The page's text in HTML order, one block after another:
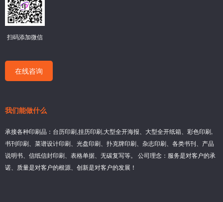
扫码添加微信
在线咨询
我们能做什么
承接各种印刷品：台历印刷,挂历印刷,大型全开海报、大型全开纸箱、彩色印刷,
书刊印刷、菜谱设计印刷、光盘印刷、扑克牌印刷、杂志印刷、各类书刊、产品
说明书、信纸信封印刷、表格单据、无碳复写等。 公司理念：服务是对客户的承
诺、质量是对客户的根源、创新是对客户的发展！